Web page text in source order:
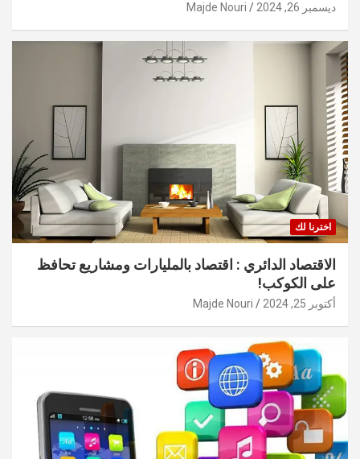
ديسمبر 26, 2024 Majde Nouri
اخترنا لك
الاقتصاد الدائري : اقتصاد بالمليارات ومشاريع تحافظ
على الكوكب!
أكتوبر 25, 2024 Majde Nouri